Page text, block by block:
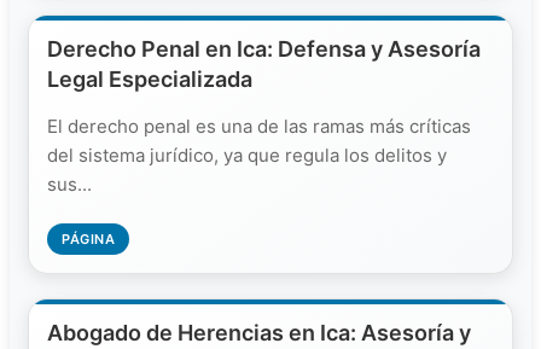
Derecho Penal en Ica: Defensa y Asesoría
Legal Especializada
El derecho penal es una de las ramas más críticas
del sistema jurídico, ya que regula los delitos y
sus...
PÁGINA
Abogado de Herencias en Ica: Asesoría y